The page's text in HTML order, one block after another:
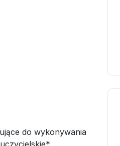
do wykonywania